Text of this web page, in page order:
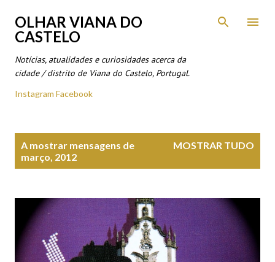
Avançar para o conteúdo principal
OLHAR VIANA DO
CASTELO
Notícias, atualidades e curiosidades acerca da
cidade / distrito de Viana do Castelo, Portugal.
Instagram Facebook
A mostrar mensagens de
março, 2012
MOSTRAR TUDO